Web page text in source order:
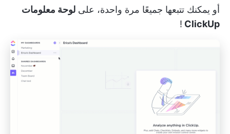
أو يمكنك تتبعها جميعًا مرة واحدة، على لوحة معلومات
ClickUp
!